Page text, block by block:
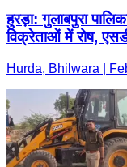
हुरड़ा: गुलाबपुरा
विक्रेताओं में रोष,
Hurda, Bhilwara |